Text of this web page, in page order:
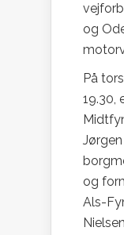
og
På
19.30,
og
Als-